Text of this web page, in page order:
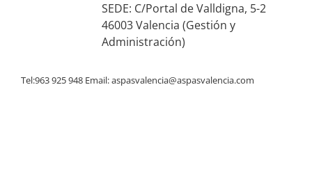
SEDE: C/Portal de Valldigna, 5-2
46003 Valencia (Gestión y
Administración)
Tel:963 925 948 Email:aspasvalencia@aspasvalencia.com